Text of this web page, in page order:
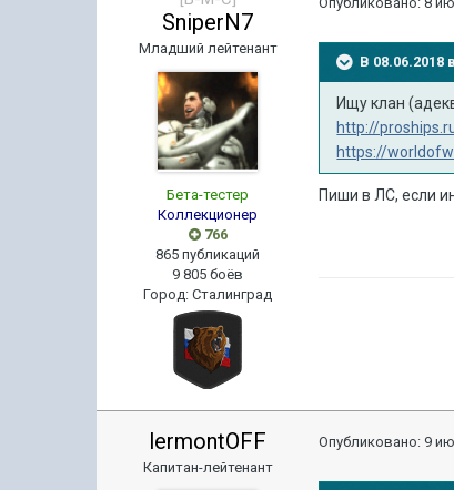
SniperN7
Младший лейтенант
Бета-тестер
Коллекционер
766
865 публикаций
9 805 боёв
Город:Сталинград
В 08.06.2018
Ищу клан
http://
https://
Пиши в ЛС, если
lermontOFF
Капитан-лейтенант
Опубликовано: 9